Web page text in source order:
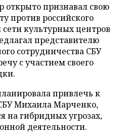
открыто признавал свою
против российского
культурных центров
представителю
сотрудничества СБУ
с участием своего
привлечь к
Михаила Марченко,
на гибридных угрозах,
деятельности.